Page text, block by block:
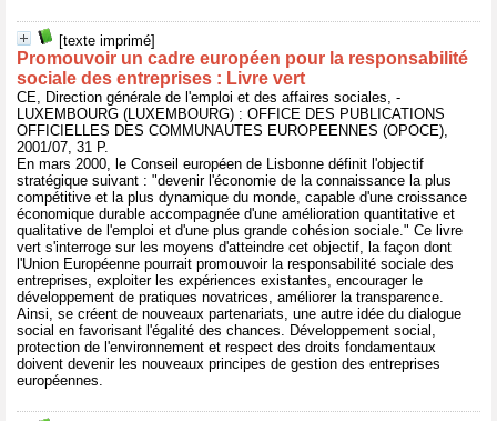
[texte imprimé]
Promouvoir un cadre européen pour la responsabilité
sociale des entreprises : Livre vert
CE, Direction générale de l'emploi et des affaires sociales, -
LUXEMBOURG (LUXEMBOURG) : OFFICE DES PUBLICATIONS
OFFICIELLES DES COMMUNAUTES EUROPEENNES (OPOCE),
2001/07, 31 P.
En mars 2000, le Conseil européen de Lisbonne définit l'objectif
stratégique suivant : "devenir l'économie de la connaissance la plus
compétitive et la plus dynamique du monde, capable d'une croissance
économique durable accompagnée d'une amélioration quantitative et
qualitative de l'emploi et d'une plus grande cohésion sociale." Ce livre
vert s'interroge sur les moyens d'atteindre cet objectif, la façon dont
l'Union Européenne pourrait promouvoir la responsabilité sociale des
entreprises, exploiter les expériences existantes, encourager le
développement de pratiques novatrices, améliorer la transparence.
Ainsi, se créent de nouveaux partenariats, une autre idée du dialogue
social en favorisant l'égalité des chances. Développement social,
protection de l'environnement et respect des droits fondamentaux
doivent devenir les nouveaux principes de gestion des entreprises
européennes.